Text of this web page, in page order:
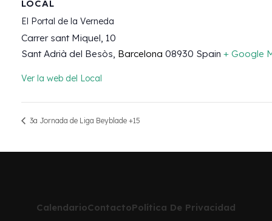
LOCAL
El Portal de la Verneda
Carrer sant Miquel, 10
Sant Adrià del Besòs, Barcelona 08930 Spain + Google
Ver la web del Local
3a Jornada de Liga Beyblade +15
CalendarioContactoPolítica De Privacidad